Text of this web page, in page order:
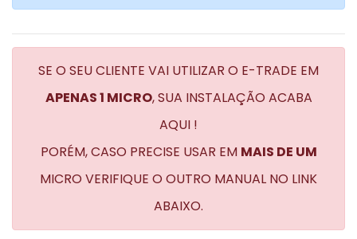
SE O SEU CLIENTE VAI UTILIZAR O E-TRADE EM
APENAS 1 MICRO, SUA INSTALAÇÃO ACABA
AQUI !
PORÉM, CASO PRECISE USAR EM MAIS DE UM
MICRO VERIFIQUE O OUTRO MANUAL NO LINK
ABAIXO.